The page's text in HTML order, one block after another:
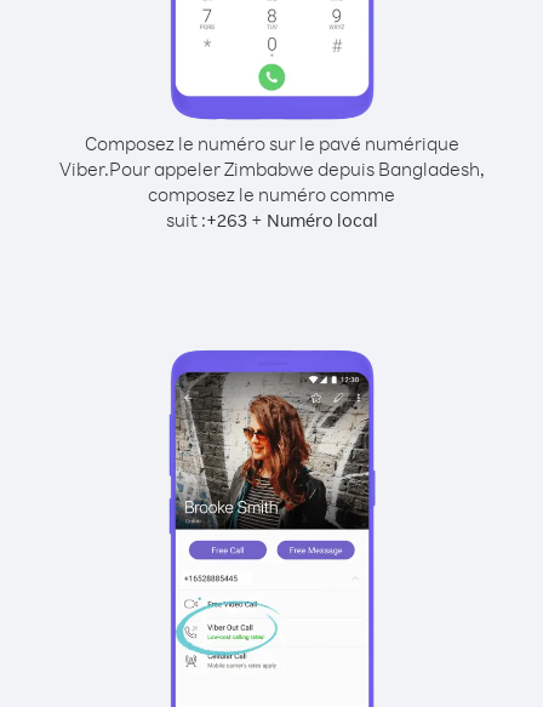
Composez le numéro sur le pavé numérique
Viber.Pour appeler Zimbabwe depuis Bangladesh,
composez le numéro comme
suit :+263+ Numéro local